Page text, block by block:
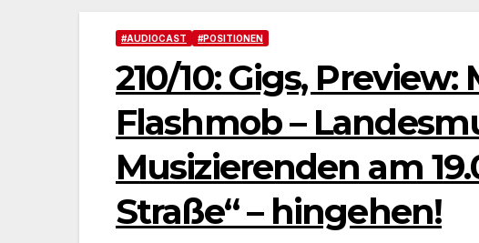
#AUDIOCAST #POSITIONEN
210/10: Gigs,
Flashmob –
Musizierenden am
Straße“ – hingehen!